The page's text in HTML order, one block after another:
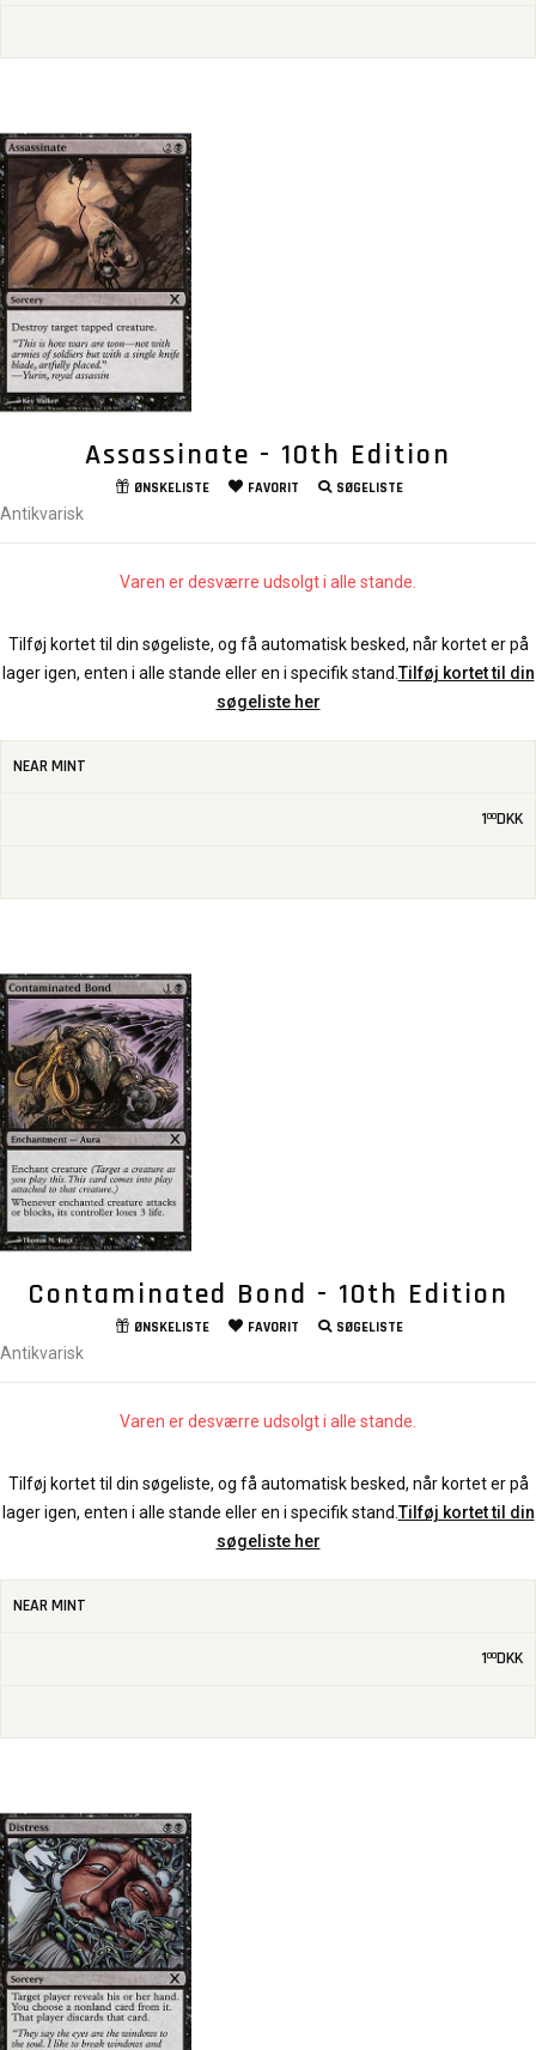
Assassinate - 10th Edition
ØNSKELISTE FAVORIT SØGELISTE
Antikvarisk
Varen er desværre udsolgt i alle stande.
Tilføj kortet til din søgeliste, og få automatisk besked, når kortet er på
lager igen, enten i alle stande eller en i specifik stand. Tilføj kortet til din
søgeliste her
NEAR MINT
100DKK
Contaminated Bond - 10th Edition
ØNSKELISTE FAVORIT SØGELISTE
Antikvarisk
Varen er desværre udsolgt i alle stande.
Tilføj kortet til din søgeliste, og få automatisk besked, når kortet er på
lager igen, enten i alle stande eller en i specifik stand. Tilføj kortet til din
søgeliste her
NEAR MINT
100DKK